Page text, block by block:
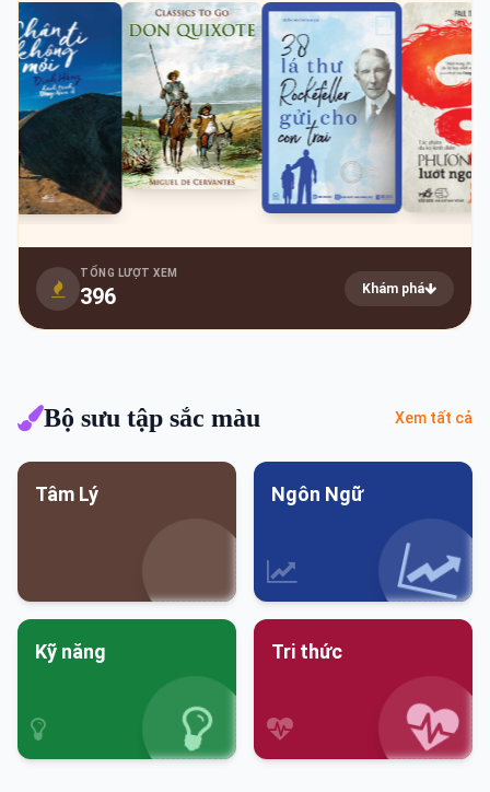
TỔNG LƯỢT XEM
396 Khám phá
Bộ sưu tập sắc màu Xem tất cả
Tâm Lý Ngôn Ngữ
Kỹ năng Tri thức